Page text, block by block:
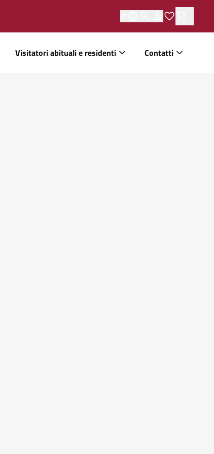
Visitatori abituali e residenti Contatti